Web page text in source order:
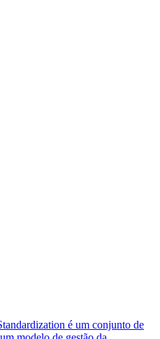
é um conjunto de